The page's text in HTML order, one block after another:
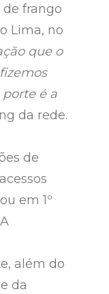
frango
Lima, no
que o
é a
da rede.
de
em 1º
além do
da